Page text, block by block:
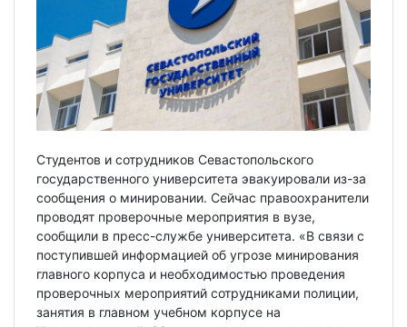
Студентов и сотрудников Севастопольского
государственного университета эвакуировали из-за
сообщения о минировании. Сейчас правоохранители
проводят проверочные мероприятия в вузе,
сообщили в пресс-службе университета. «В связи с
поступившей информацией об угрозе минирования
главного корпуса и необходимостью проведения
проверочных мероприятий сотрудниками полиции,
занятия в главном учебном корпусе на